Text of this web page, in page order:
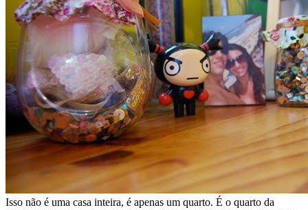
Isso não é uma casa inteira, é apenas um quarto. É o quarto da